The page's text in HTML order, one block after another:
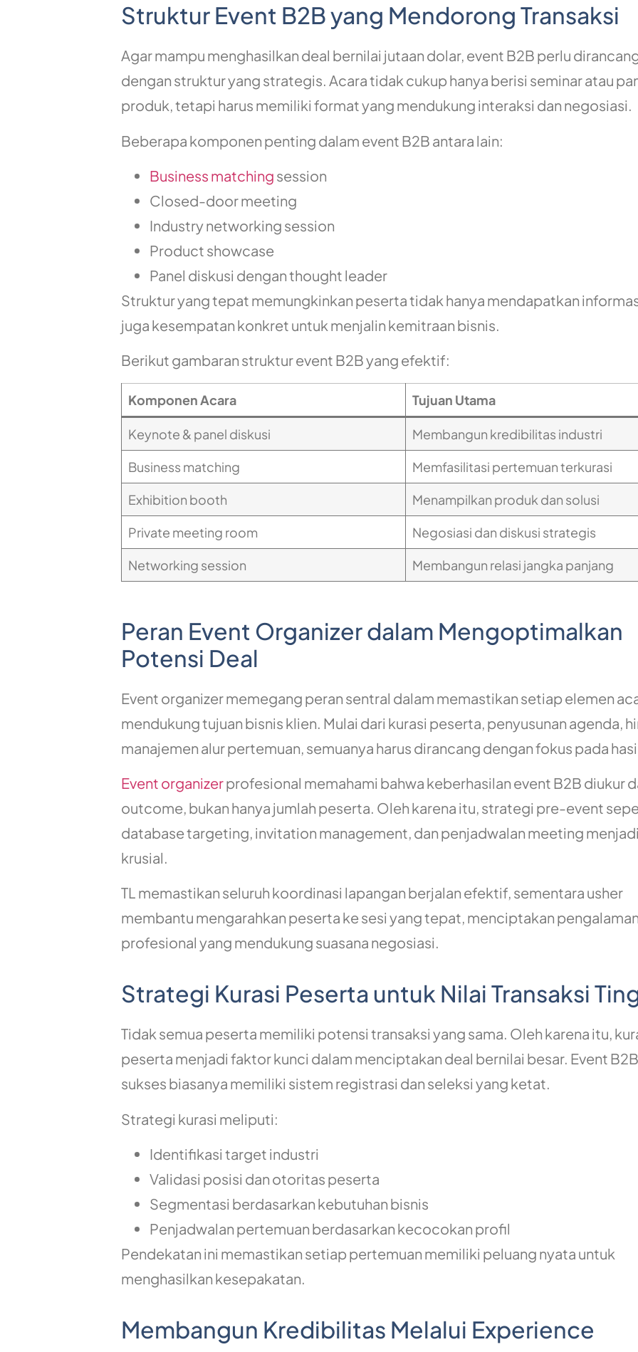
Struktur Event B2B yang Mendorong Transaksi
Agar mampu menghasilkan deal bernilai jutaan dolar, event B2B perlu
dengan struktur yang strategis. Acara tidak cukup hanya berisi seminar atau
produk, tetapi harus memiliki format yang mendukung interaksi dan negosiasi.
Beberapa komponen penting dalam event B2B antara lain:
Business matching session
Closed-door meeting
Industry networking session
Product showcase
Panel diskusi dengan thought leader
Struktur yang tepat memungkinkan peserta tidak hanya mendapatkan
juga kesempatan konkret untuk menjalin kemitraan bisnis.
Berikut gambaran struktur event B2B yang efektif:
Komponen Acara Tujuan Utama
Keynote & panel diskusi
Membangun kredibilitas industri
Business matching
Memfasilitasi pertemuan terkurasi
Exhibition booth
Menampilkan produk dan solusi
Private meeting room
Negosiasi dan diskusi strategis
Networking session
Membangun relasi jangka panjang
Peran Event Organizer dalam Mengoptimalkan
Potensi Deal
Event organizer memegang peran sentral dalam memastikan setiap elemen
mendukung tujuan bisnis klien. Mulai dari kurasi peserta, penyusunan agenda,
manajemen alur pertemuan, semuanya harus dirancang dengan fokus pada
Event organizerprofesional memahami bahwa keberhasilan event B2B diukur
outcome, bukan hanya jumlah peserta. Oleh karena itu, strategi pre-event
database targeting, invitation management, dan penjadwalan meeting
krusial.
TL memastikan seluruh koordinasi lapangan berjalan efektif, sementara usher
membantu mengarahkan peserta ke sesi yang tepat, menciptakan
profesional yang mendukung suasana negosiasi.
Strategi Kurasi Peserta untuk Nilai Transaksi
Tidak semua peserta memiliki potensi transaksi yang sama. Oleh karena itu,
peserta menjadi faktor kunci dalam menciptakan deal bernilai besar. Event
sukses biasanya memiliki sistem registrasi dan seleksi yang ketat.
Strategi kurasi meliputi:
Identifikasi target industri
Validasi posisi dan otoritas peserta
Segmentasi berdasarkan kebutuhan bisnis
Penjadwalan pertemuan berdasarkan kecocokan profil
Pendekatan ini memastikan setiap pertemuan memiliki peluang nyata untuk
menghasilkan kesepakatan.
Membangun Kredibilitas Melalui Experience